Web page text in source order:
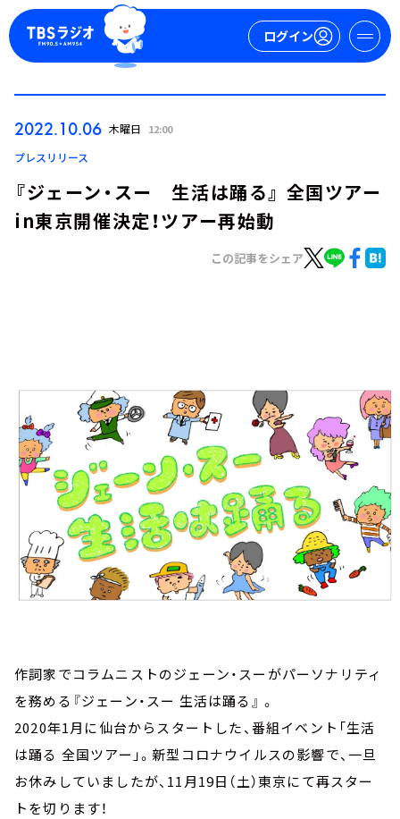
ログイン
TBS Podcast
お知らせ
イベント・グッズ
YouTube
会社情報
2022.10.06 木曜日 12:00
プレスリリース
『ジェーン・スー 生活は踊る』 全国ツアー
in東京開催決定！ツアー再始動
この記事をシェア
作詞家でコラムニストのジェーン・スーがパーソナリティ
を務める『ジェーン・スー 生活は踊る』 。
2020年1月に仙台からスタートした、番組イベント「生活
は踊る 全国ツアー」。新型コロナウイルスの影響で、一旦
お休みしていましたが、11月19日（土）東京にて再スター
トを切ります！